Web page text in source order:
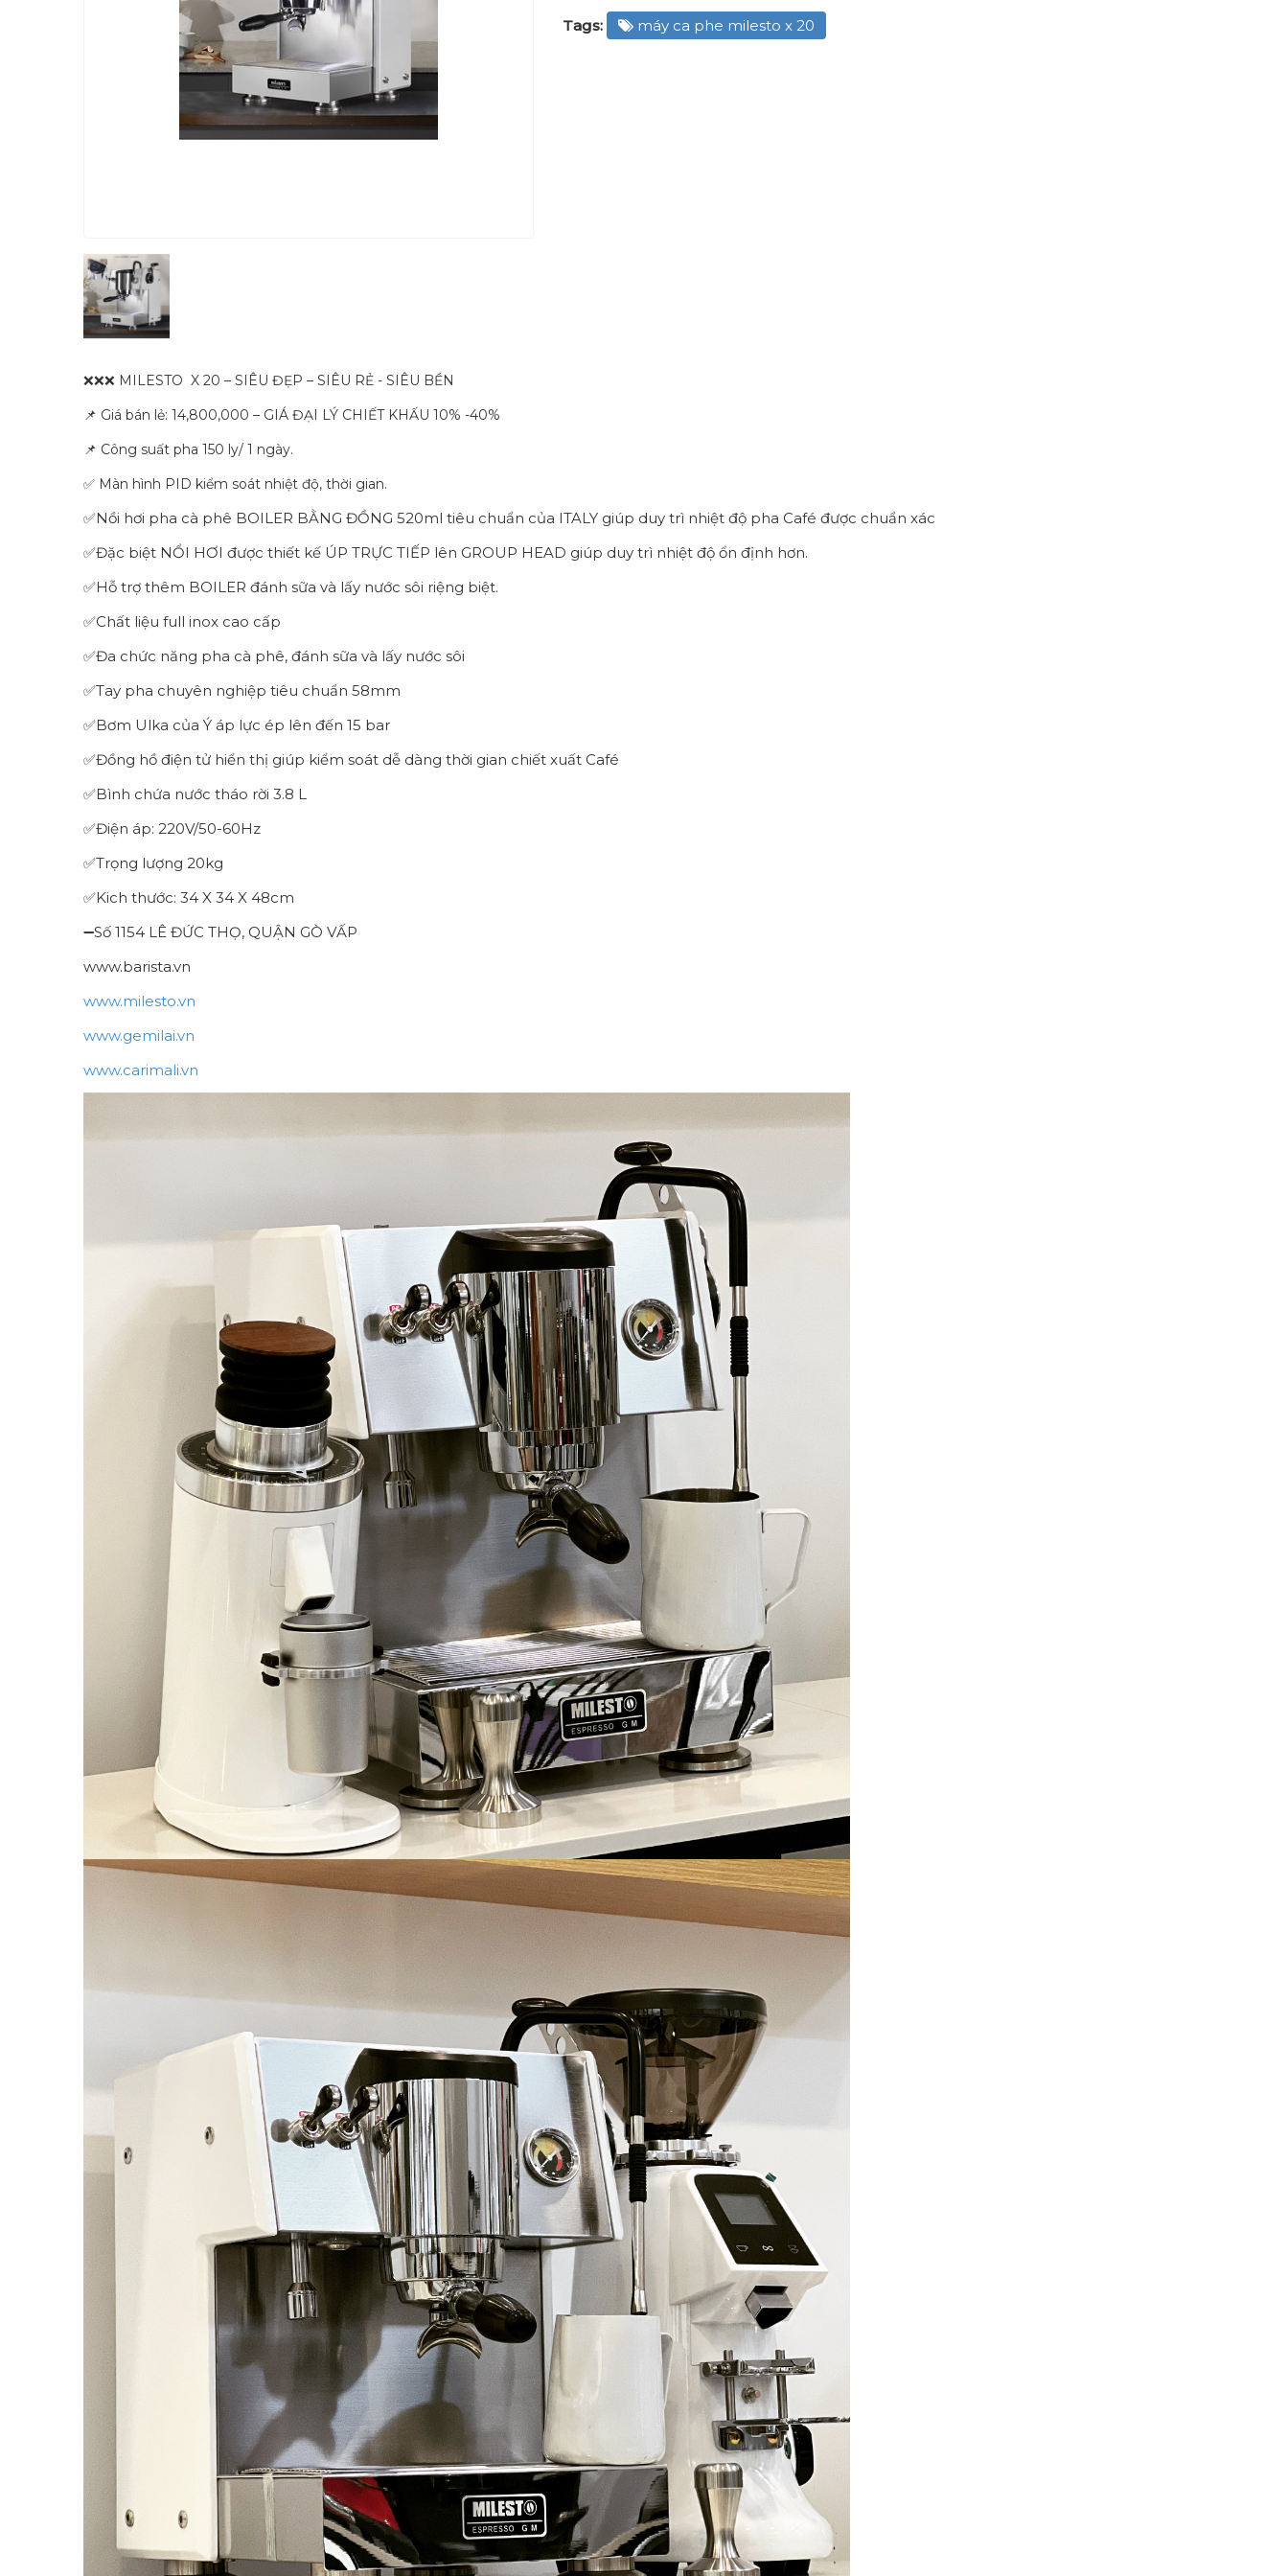
Tags: máy ca phe milesto x 20
❌❌❌ MILESTO X 20 – SIÊU ĐẸP – SIÊU RẺ - SIÊU BỀN
📌 Giá bán lẻ: 14,800,000 – GIÁ ĐẠI LÝ CHIẾT KHẤU 10% -40%
📌 Công suất pha 150 ly/ 1 ngày.
✅ Màn hình PID kiểm soát nhiệt độ, thời gian.
✅Nồi hơi pha cà phê BOILER BẰNG ĐỒNG 520ml tiêu chuẩn của ITALY giúp duy trì nhiệt độ pha Café được chuẩn xác
✅Đặc biệt NỔI HƠI được thiết kế ÚP TRỰC TIẾP lên GROUP HEAD giúp duy trì nhiệt độ ổn định hơn.
✅Hỗ trợ thêm BOILER đánh sữa và lấy nước sôi riệng biệt.
✅Chất liệu full inox cao cấp
✅Đa chức năng pha cà phê, đánh sữa và lấy nước sôi
✅Tay pha chuyên nghiệp tiêu chuẩn 58mm
✅Bơm Ulka của Ý áp lực ép lên đến 15 bar
✅Đồng hồ điện tử hiển thị giúp kiểm soát dễ dàng thời gian chiết xuất Café
✅Bình chứa nước tháo rời 3.8 L
✅Điện áp: 220V/50-60Hz
✅Trọng lượng 20kg
✅Kich thước: 34 X 34 X 48cm
➖Số 1154 LÊ ĐỨC THỌ, QUẬN GÒ VẤP
www.barista.vn
www.milesto.vn
www.gemilai.vn
www.carimali.vn